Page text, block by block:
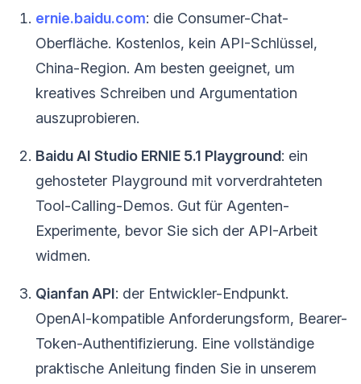
ernie.baidu.com: die Consumer-Chat-
Oberfläche. Kostenlos, kein API-Schlüssel,
China-Region. Am besten geeignet, um
kreatives Schreiben und Argumentation
auszuprobieren.
Baidu AI Studio ERNIE 5.1 Playground: ein
gehosteter Playground mit vorverdrahteten
Tool-Calling-Demos. Gut für Agenten-
Experimente, bevor Sie sich der API-Arbeit
widmen.
Qianfan API: der Entwickler-Endpunkt.
OpenAI-kompatible Anforderungsform, Bearer-
Token-Authentifizierung. Eine vollständige
praktische Anleitung finden Sie in unserem